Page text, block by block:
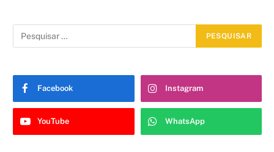
Facebook Instagram
YouTube WhatsApp